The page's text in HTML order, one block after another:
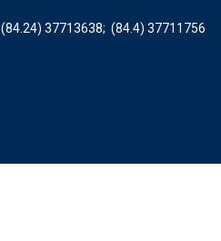
(84.24) 37713638; (84.4) 37711756